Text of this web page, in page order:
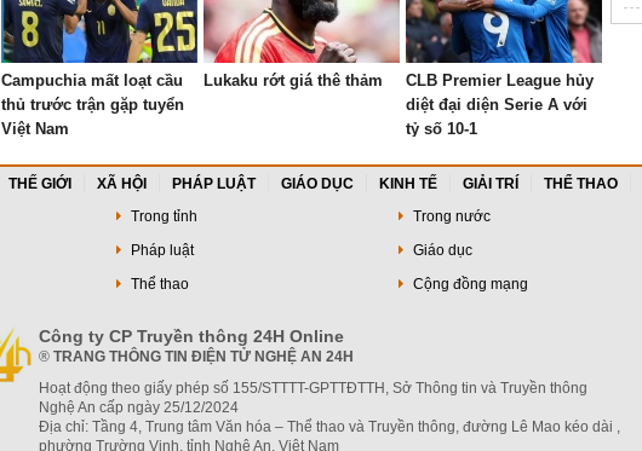
Campuchia mất loạt cầu
thủ trước trận gặp tuyển
Việt Nam
Lukaku rớt giá thê thảm
CLB Premier League hủy
diệt đại diện Serie A với
tỷ số 10-1
THẾ GIỚI XÃ HỘI PHÁP LUẬT GIÁO DỤC KINH TẾ GIẢI TRÍ THỂ THAO
Trong tỉnh Trong nước
Pháp luật Giáo dục
Thể thao Cộng đồng mạng
Công ty CP Truyền thông 24H Online
® TRANG THÔNG TIN ĐIỆN TỬ NGHỆ AN 24H
Hoạt động theo giấy phép số 155/STTTT-GPTTĐTTH, Sở Thông tin và Truyền thông
Nghệ An cấp ngày 25/12/2024
Địa chỉ: Tầng 4, Trung tâm Văn hóa – Thể thao và Truyền thông, đường Lê Mao kéo dài ,
phường Trường Vinh, tỉnh Nghệ An, Việt Nam